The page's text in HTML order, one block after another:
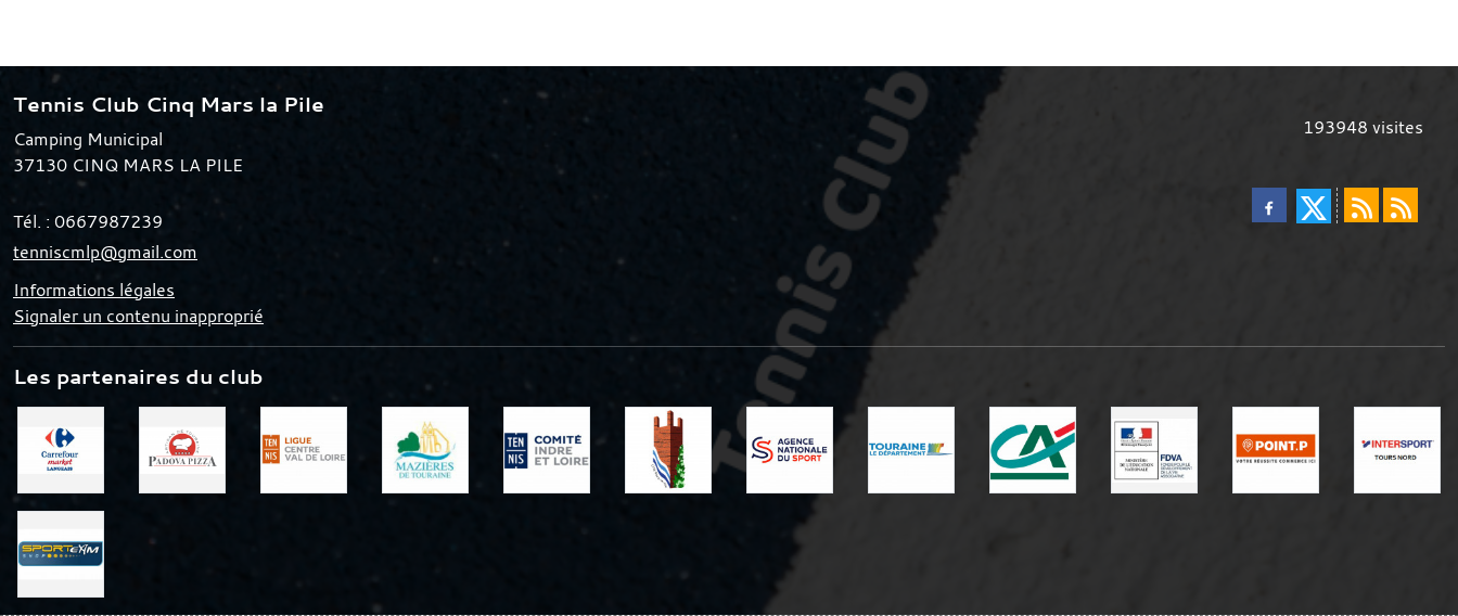
Tennis Club Cinq Mars la Pile
Camping Municipal
37130 CINQ MARS LA PILE
Tél. : 0667987239
tenniscmlp@gmail.com
Informations légales
Signaler un contenu inapproprié
193948 visites
Les partenaires du club